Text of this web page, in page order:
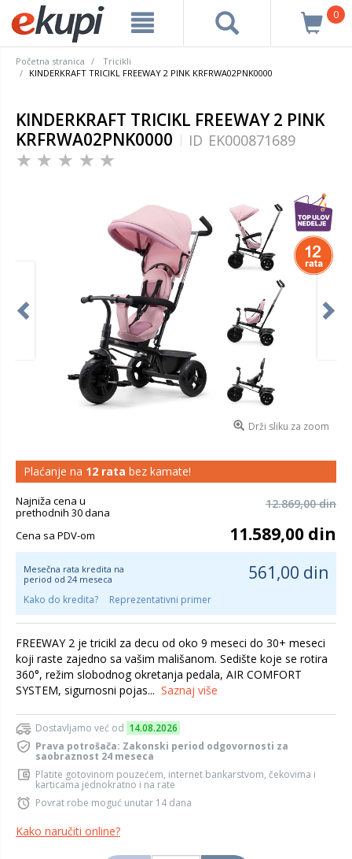
0
Početna stranica
Tricikli
KINDERKRAFT TRICIKL FREEWAY 2 PINK KRFRWA02PNK0000
KINDERKRAFT TRICIKL FREEWAY 2 PINK
KRFRWA02PNK0000
ID EK000871689
Drži sliku za zoom
Plaćanje na 12 rata bez kamate!
Najniža cena u
prethodnih 30 dana
12.869,00 din
Cena sa PDV-om 11.589,00 din
Mesečna rata kredita na
period od 24 meseca
561,00 din
Kako do kredita? Reprezentativni primer
FREEWAY 2 je tricikl za decu od oko 9 meseci do 30+ meseci
koji raste zajedno sa vašim mališanom. Sedište koje se rotira
360°, režim slobodnog okretanja pedala, AIR COMFORT
SYSTEM, sigurnosni pojas... Saznaj više
Dostavljamo već od 14.08.2026
Prava potrošača: Zakonski period odgovornosti za
saobraznost 24 meseca
Platite gotovinom pouzećem, internet bankarstvom, čekovima i
karticama jednokratno i na rate
Povrat robe moguć unutar 14 dana
Kako naručiti online?